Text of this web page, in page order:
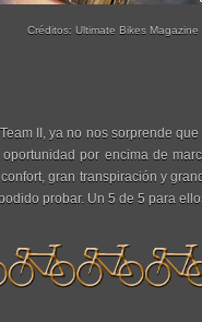
Créditos: Ultimate Bikes Magazine
II, ya no nos sorprende
por encima de
gran transpiración y
probar. Un 5 de 5 para